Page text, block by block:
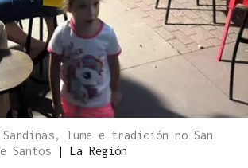
lume e tradición no San
Santos
| La Región